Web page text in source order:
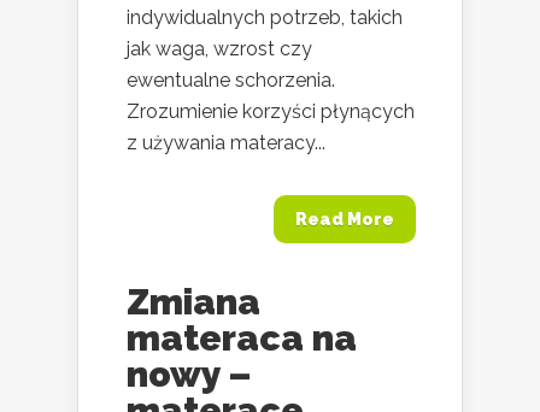
indywidualnych potrzeb, takich
jak waga, wzrost czy
ewentualne schorzenia.
Zrozumienie korzyści płynących
z używania materacy...
Read More
Zmiana
materaca na
nowy –